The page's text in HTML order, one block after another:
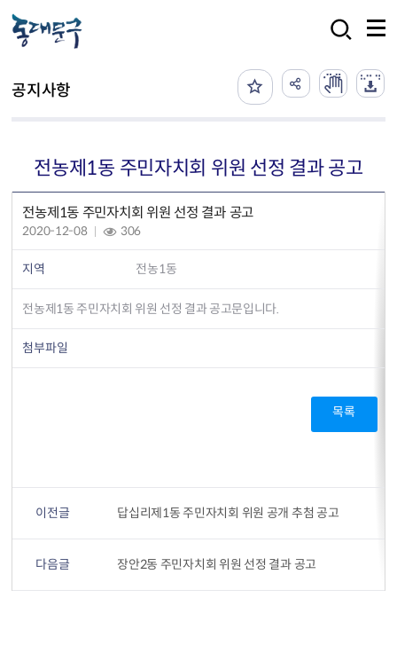
공지사항
전농제1동 주민자치회 위원 선정 결과 공고
전농제1동 주민자치회 위원 선정 결과 공고
2020-12-08 306
지역 전농1동
전농제1동 주민자치회 위원 선정 결과 공고문입니다.
첨부파일
목록
이전글 답십리제1동 주민자치회 위원 공개 추첨 공고
다음글 장안2동 주민자치회 위원 선정 결과 공고